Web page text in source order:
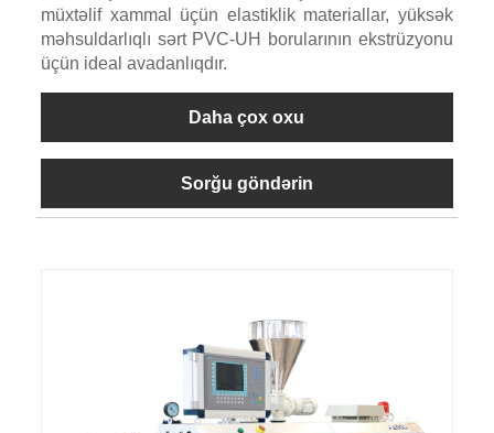
müxtəlif xammal üçün elastiklik materiallar, yüksək
məhsuldarlıqlı sərt PVC-UH borularının ekstrüzyonu
üçün ideal avadanlıqdır.
Daha çox oxu
Sorğu göndərin